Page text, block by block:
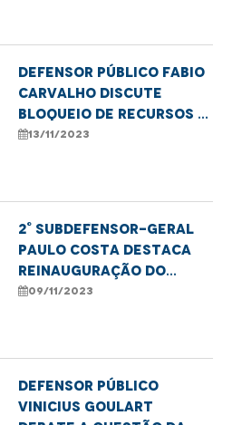
privada de saúde
Defensor público Fabio
Carvalho discute
bloqueio de recursos e
desafios na saúde
13/11/2023
2° Subdefensor-Geral
Paulo Costa destaca
reinauguração do
Núcleo Regional da DPE
09/11/2023
Defensor público
Vinicius Goulart